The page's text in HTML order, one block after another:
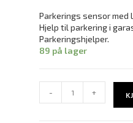
Parkerings sensor med
Hjelp til parkering i
Parkeringshjelper.
89 på lager
- +